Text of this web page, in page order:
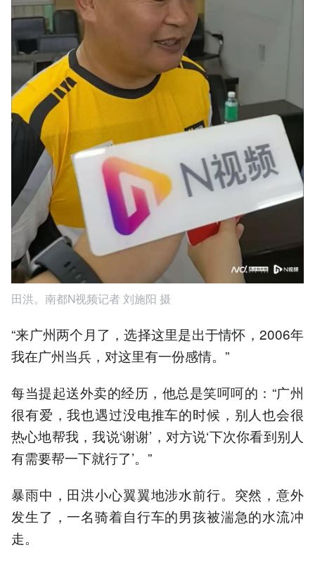
田洪。南都N视频记者 刘施阳 摄
“来广州两个月了，选择这里是出于情怀，2006年
我在广州当兵，对这里有一份感情。”
每当提起送外卖的经历，他总是笑呵呵的：“广州
很有爱，我也遇过没电推车的时候，别人也会很
热心地帮我，我说‘谢谢’，对方说‘下次你看到别人
有需要帮一下就行了’。”
暴雨中，田洪小心翼翼地涉水前行。突然，意外
发生了，一名骑着自行车的男孩被湍急的水流冲
走。